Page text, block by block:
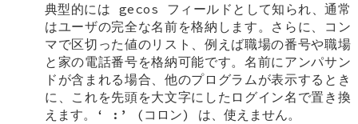
典型的には gecos フィールドとして知られ、通常
はユーザの完全な名前を格納します。さらに、コン
マで区切った値のリスト、例えば職場の番号や職場
と家の電話番号を格納可能です。名前にアンパサン
ドが含まれる場合、他のプログラムが表示するとき
に、これを先頭を大文字にしたログイン名で置き換
えます。‘
: ’ (コロン) は、使えません。